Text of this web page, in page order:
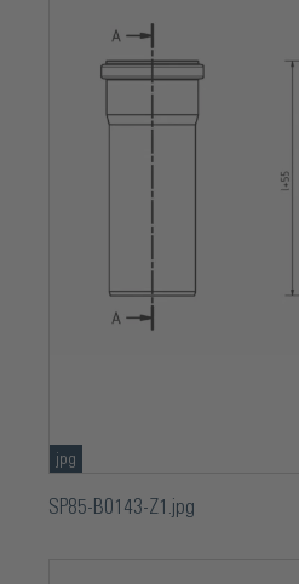
jpg
SP85-B0143-Z1.jpg